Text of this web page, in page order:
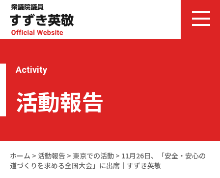
Activity
活動報告
ホーム > 活動報告 > 東京での活動 > 11月26日、「安全・安心の
道づくりを求める全国大会」に出席｜すずき英敬